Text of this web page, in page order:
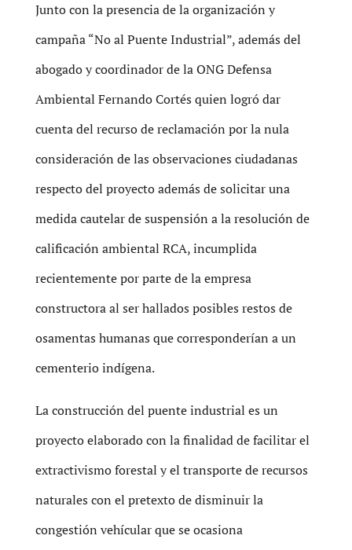
Junto con la presencia de la organización y
campaña “No al Puente Industrial”, además del
abogado y coordinador de la ONG Defensa
Ambiental Fernando Cortés quien logró dar
cuenta del recurso de reclamación por la nula
consideración de las observaciones ciudadanas
respecto del proyecto además de solicitar una
medida cautelar de suspensión a la resolución de
calificación ambiental RCA, incumplida
recientemente por parte de la empresa
constructora al ser hallados posibles restos de
osamentas humanas que corresponderían a un
cementerio indígena.
La construcción del puente industrial es un
proyecto elaborado con la finalidad de facilitar el
extractivismo forestal y el transporte de recursos
naturales con el pretexto de disminuir la
congestión vehícular que se ocasiona